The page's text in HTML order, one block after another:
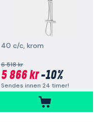
40 c/c, krom
6 518 kr
5 866 kr-10%
Sendes innen 24 timer!